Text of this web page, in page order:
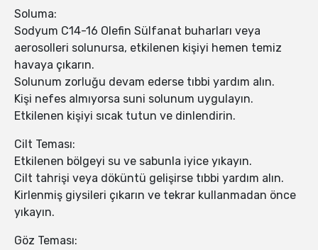
Soluma:
Sodyum C14-16 Olefin Sülfanat buharları veya
aerosolleri solunursa, etkilenen kişiyi hemen temiz
havaya çıkarın.
Solunum zorluğu devam ederse tıbbi yardım alın.
Kişi nefes almıyorsa suni solunum uygulayın.
Etkilenen kişiyi sıcak tutun ve dinlendirin.
Cilt Teması:
Etkilenen bölgeyi su ve sabunla iyice yıkayın.
Cilt tahrişi veya döküntü gelişirse tıbbi yardım alın.
Kirlenmiş giysileri çıkarın ve tekrar kullanmadan önce
yıkayın.
Göz Teması: